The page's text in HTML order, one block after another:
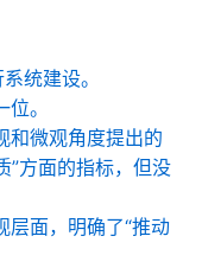
统建设。
。
和微观角度提出的
”方面的指标，但没
面，明确了“推动